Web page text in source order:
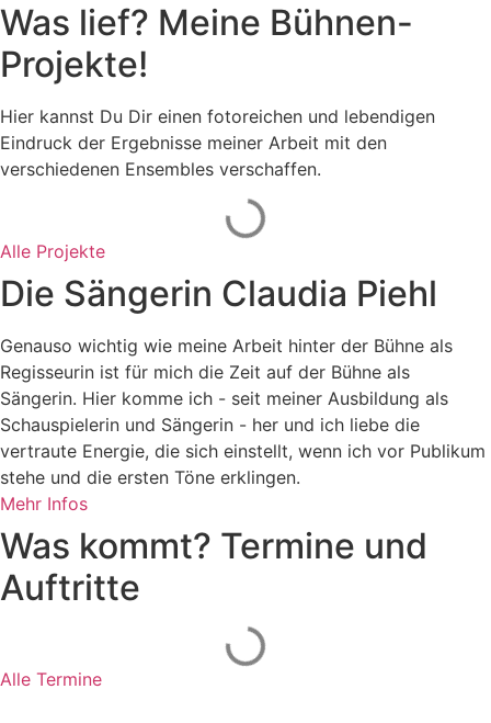
Was lief? Meine Bühnen-
Projekte!
Hier kannst Du Dir einen fotoreichen und lebendigen
Eindruck der Ergebnisse meiner Arbeit mit den
verschiedenen Ensembles verschaffen.
Alle Projekte
Die Sängerin Claudia Piehl
Genauso wichtig wie meine Arbeit hinter der Bühne als
Regisseurin ist für mich die Zeit auf der Bühne als
Sängerin. Hier komme ich - seit meiner Ausbildung als
Schauspielerin und Sängerin - her und ich liebe die
vertraute Energie, die sich einstellt, wenn ich vor Publikum
stehe und die ersten Töne erklingen.
Mehr Infos
Was kommt? Termine und
Auftritte
Alle Termine